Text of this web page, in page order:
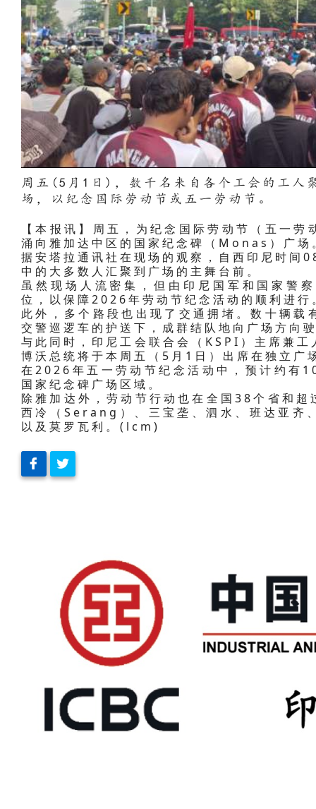
周五(5月1日)，数千名来自各个工会的工人
场，以纪念国际劳动节或五一劳动节。
【本报讯】周五，为纪念国际劳动节（五一
涌向雅加达中区的国家纪念碑（Monas）广场
据安塔拉通讯社在现场的观察，自西印尼时间
中的大多数人汇聚到广场的主舞台前。
虽然现场人流密集，但由印尼国军和国家警
位，以保障2026年劳动节纪念活动的顺利进行
此外，多个路段也出现了交通拥堵。数十辆
交警巡逻车的护送下，成群结队地向广场方向
与此同时，印尼工会联合会（KSPI）主席兼
博沃总统将于本周五（5月1日）出席在独立
在2026年五一劳动节纪念活动中，预计约有
国家纪念碑广场区域。
除雅加达外，劳动节行动也在全国38个省和
西冷（Serang）、三宝垄、泗水、班达亚齐
以及莫罗瓦利。(lcm)